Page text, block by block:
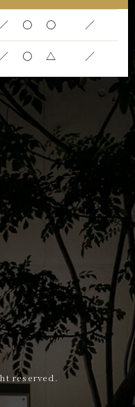
／ 〇 〇 ／
／ 〇 △ ／
reserved.